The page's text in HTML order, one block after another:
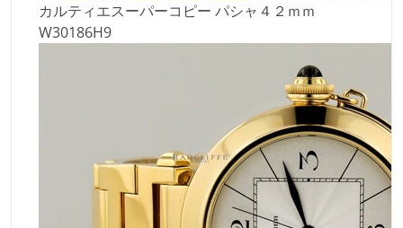
カルティエスーパーコピー パシャ４２ｍｍ
W30186H9